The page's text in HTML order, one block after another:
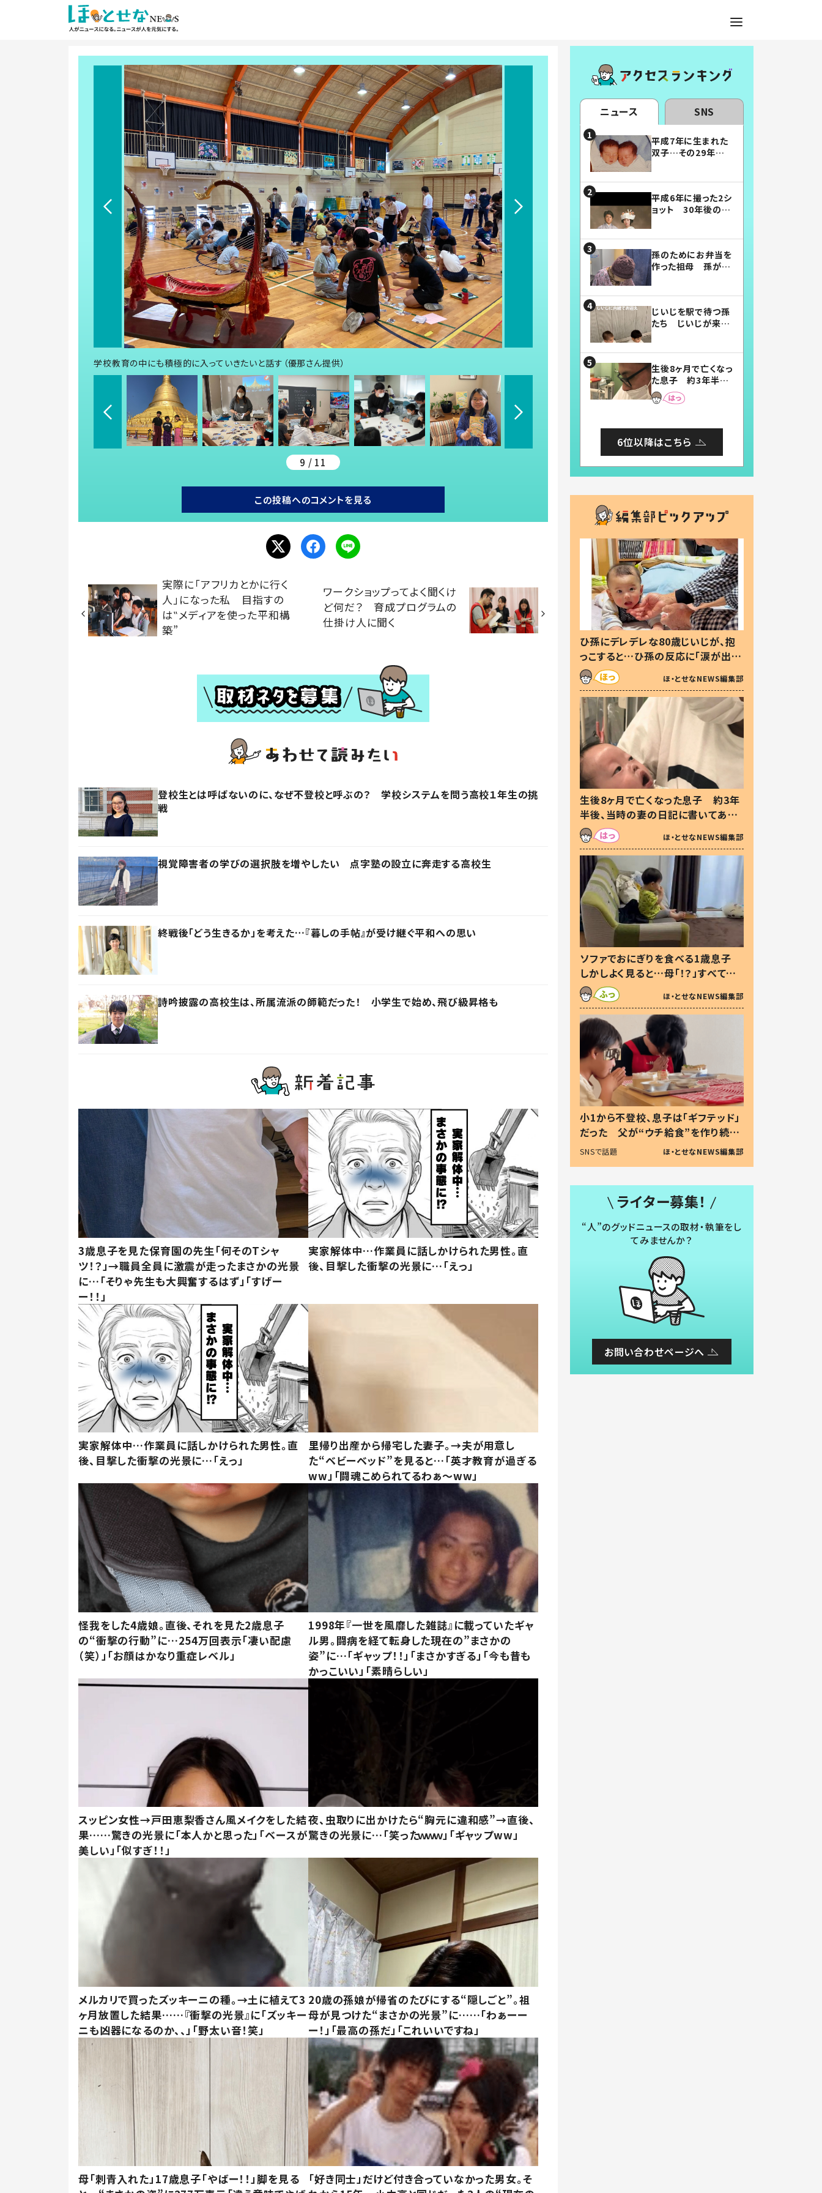
学校教育の中にも積極的に入っていきたいと話す（優那さん提供）
9 / 11
この投稿へのコメントを見る
実際に「アフリカとかに行く
人」になった私 目指すの
は‟メディアを使った平和構
築”
ワークショップってよく聞くけ
ど何だ？ 育成プログラムの
仕掛け人に聞く
登校生とは呼ばないのに、なぜ不登校と呼ぶの？ 学校システムを問う高校１年生の挑
戦
視覚障害者の学びの選択肢を増やしたい 点字塾の設立に奔走する高校生
終戦後「どう生きるか」を考えた…『暮しの手帖』が受け継ぐ平和への思い
詩吟披露の高校生は、所属流派の師範だった！ 小学生で始め、飛び級昇格も
3歳息子を見た保育園の先生「何そのTシャ
ツ！？」→職員全員に激震が走ったまさかの光景
に…「そりゃ先生も大興奮するはず」「すげー
ー！！」
実家解体中…作業員に話しかけられた男性。直
後、目撃した衝撃の光景に…「えっ」
実家解体中…作業員に話しかけられた男性。直
後、目撃した衝撃の光景に…「えっ」
里帰り出産から帰宅した妻子。→夫が用意し
た“ベビーベッド”を見ると…「英才教育が過ぎる
ww」「闘魂こめられてるわぁ～ww」
怪我をした4歳娘。直後、それを見た2歳息子
の“衝撃の行動”に…254万回表示「凄い配慮
（笑）」「お顔はかなり重症レベル」
1998年『一世を風靡した雑誌』に載っていたギャ
ル男。闘病を経て転身した現在の”まさかの
姿”に…「ギャップ！！」「まさかすぎる」「今も昔も
かっこいい」「素晴らしい」
スッピン女性→戸田恵梨香さん風メイクをした結
果……驚きの光景に「本人かと思った」「ベースが
美しい」「似すぎ！！」
夜、虫取りに出かけたら“胸元に違和感”→直後、
驚きの光景に…「笑ったｗｗｗ」「ギャップww」
メルカリで買ったズッキーニの種。→土に植えて3
ヶ月放置した結果……『衝撃の光景』に「ズッキー
ニも凶器になるのか、、」「野太い音！笑」
20歳の孫娘が帰省のたびにする“隠しごと”。祖
母が見つけた“まさかの光景”に……「わぁーー
ー！」「最高の孫だ」「これいいですね」
母「刺青入れた」17歳息子「やばー！！」脚を見る
「好き同士」だけど付き合っていなかった男女。そ
ニュース SNS
平成7年に生まれた
双子…その29年後
平成6年に撮った2シ
ョット 30年後の姿
孫のためにお弁当を
作った祖母 孫が絶
じいじを駅で待つ孫
たち じいじが来た
まらない」「幸せにな
れる」
生後8ヶ月で亡くなっ
た息子 約3年半
後、当時の妻の日記
に書いてあった本音
6位以降はこちら
ひ孫にデレデレな80歳じいじが、抱
っこすると…ひ孫の反応に「涙が出ま
した」「可愛くて仕方ない」
ほ・とせなNEWS編集部
生後8ヶ月で亡くなった息子 約3年
半後、当時の妻の日記に書いてあっ
た本音とは
ほ・とせなNEWS編集部
ソファでおにぎりを食べる1歳息子
しかしよく見ると…母「！？」すべてを
察した母の投稿に「可愛いから許
す！」「現行犯〜」
ほ・とせなNEWS編集部
小1から不登校、息子は「ギフテッド」
だった 父が“ウチ給食”を作り続け
る理由とは #令和の親 #令和の子
SNSで話題 ほ・とせなNEWS編集部
ライター募集！
“人”のグッドニュースの取材・執筆をし
てみませんか？
お問い合わせページへ